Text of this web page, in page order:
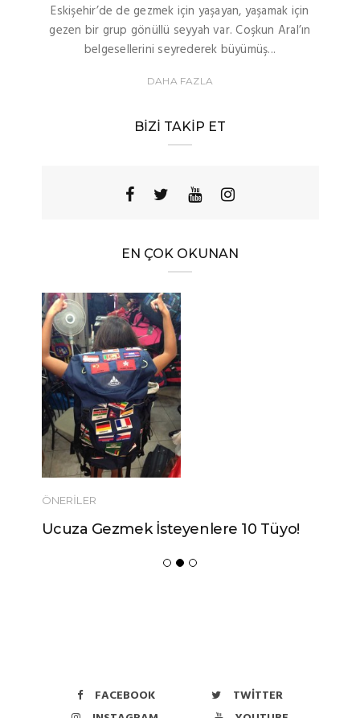
Eskişehir’de de gezmek için yaşayan, yaşamak için
gezen bir grup gönüllü seyyah var. Coşkun Aral’ın
belgesellerini seyrederek büyümüş...
DAHA FAZLA
BIZI TAKIP ET
EN ÇOK OKUNAN
ÖNERILER
Ucuza Gezmek İsteyenlere 10 Tüyo!
FACEBOOK
TWITTER